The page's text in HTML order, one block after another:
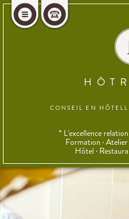
CONSEIL EN
* L'excellence
Formation · Atelier
Hôtel ·